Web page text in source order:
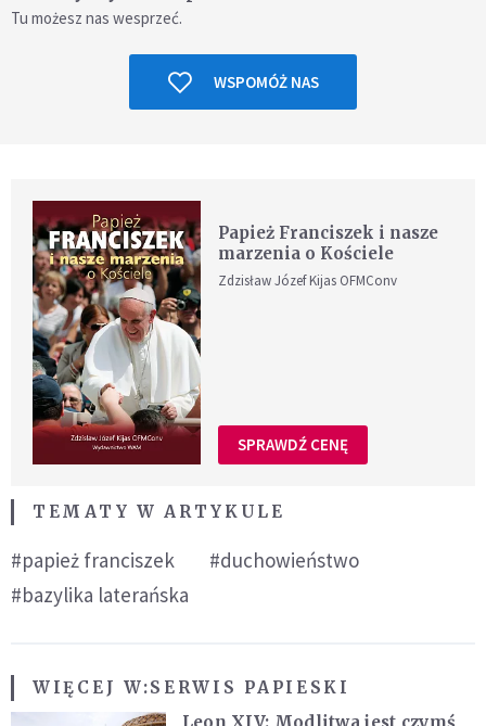
Tu możesz nas wesprzeć.
WSPOMÓŻ NAS
Papież Franciszek i nasze
marzenia o Kościele
Zdzisław Józef Kijas OFMConv
SPRAWDŹ CENĘ
TEMATY W ARTYKULE
#papież franciszek
#duchowieństwo
#bazylika laterańska
WIĘCEJ W:SERWIS PAPIESKI